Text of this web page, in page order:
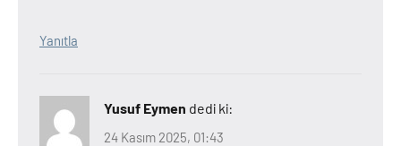
Yanıtla
Yusuf Eymen dedi ki:
24 Kasım 2025, 01:43